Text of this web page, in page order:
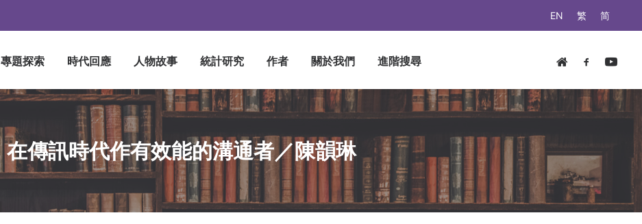
EN 繁 简
專題探索 時代回應 人物故事 統計研究 作者 關於我們 進階搜尋
在傳訊時代作有效能的溝通者／陳韻琳